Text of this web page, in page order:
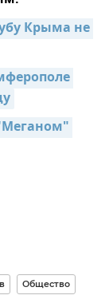
Крыма не
Общество